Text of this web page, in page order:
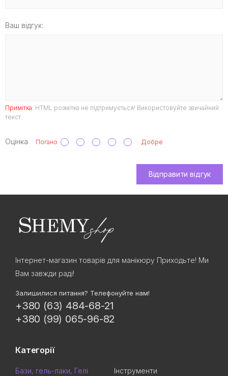
Ваш відгук:
Примітка: HTML розмітка не підтримується! Використовуйте звичайний
текст.
Оцінка Погано Добре
Відправити відгук
Інтернет-магазин товарів для манікюру Приходьте! Ми
Вам завжди раді!
Залишилися питання? Телефонуйте нам!
+380 (63) 484-68-21
+380 (99) 065-96-82
Категорії
Бази, гель-лаки, Гелі
Інструменти